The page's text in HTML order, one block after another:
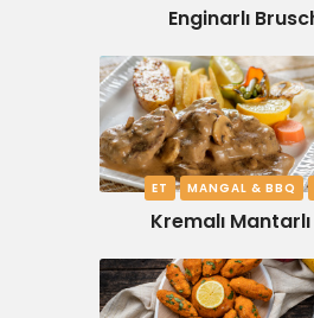
Enginarlı
ET MANGAL & BBQ
Kremalı